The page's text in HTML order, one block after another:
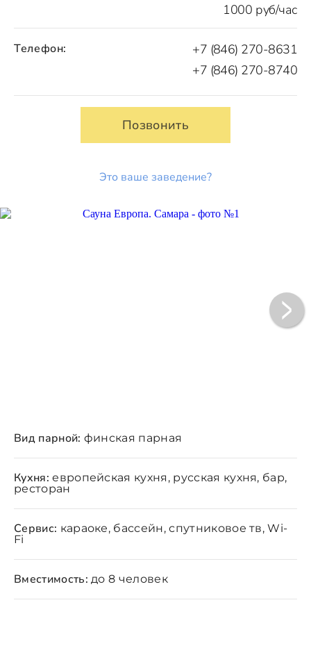
1000 руб/час
Телефон:
+7 (846) 270-8631
+7 (846) 270-8740
Позвонить
Это ваше заведение?
Вид парной: финская парная
Кухня: европейская кухня, русская кухня, бар,
ресторан
Сервис: караоке, бассейн, спутниковое тв, Wi-
Fi
Вместимость: до 8 человек